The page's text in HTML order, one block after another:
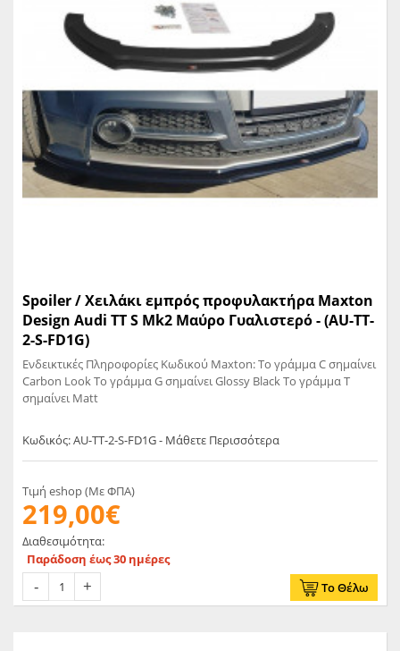
Spoiler / Χειλάκι εμπρός προφυλακτήρα Maxton
Design Audi TT S Mk2 Μαύρο Γυαλιστερό - (AU-TT-
2-S-FD1G)
Ενδεικτικές Πληροφορίες Κωδικού Maxton: Το γράμμα C σημαίνει
Carbon Look Το γράμμα G σημαίνει Glossy Black Το γράμμα T
σημαίνει Matt
Κωδικός: AU-TT-2-S-FD1G - Μάθετε Περισσότερα
Τιμή eshop (Με ΦΠΑ)
219,00€
Διαθεσιμότητα:
Παράδοση έως 30 ημέρες
Το Θέλω